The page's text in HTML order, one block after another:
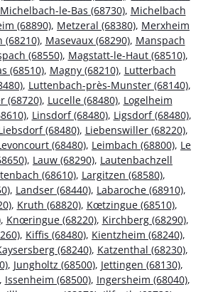
Michelbach-le-Bas (68730), Michelbach
(68890), Metzeral (68380), Merxheim
(68210), Masevaux (68290), Manspach
(68550), Magstatt-le-Haut (68510),
(68510), Magny (68210), Lutterbach
, Luttenbach-près-Munster (68140),
(68720), Lucelle (68480), Logelheim
, Linsdorf (68480), Ligsdorf (68480),
(68480), Liebenswiller (68220),
(68480), Leimbach (68800), Le
, Lauw (68290), Lautenbachzell
(68610), Largitzen (68580),
, Landser (68440), Labaroche (68910),
, Kruth (68820), Kœtzingue (68510),
, Knœringue (68220), Kirchberg (68290),
, Kiffis (68480), Kientzheim (68240),
(68240), Katzenthal (68230),
, Jungholtz (68500), Jettingen (68130),
Issenheim (68500), Ingersheim (68040),